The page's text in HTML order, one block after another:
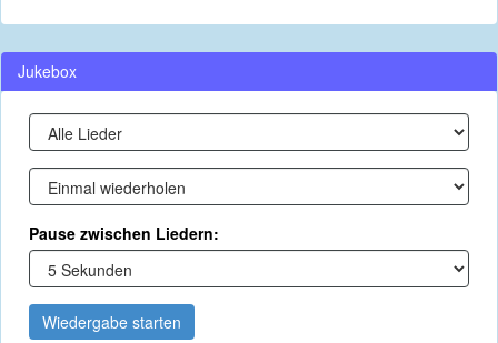
Jukebox
Pause zwischen Liedern:
Wiedergabe starten